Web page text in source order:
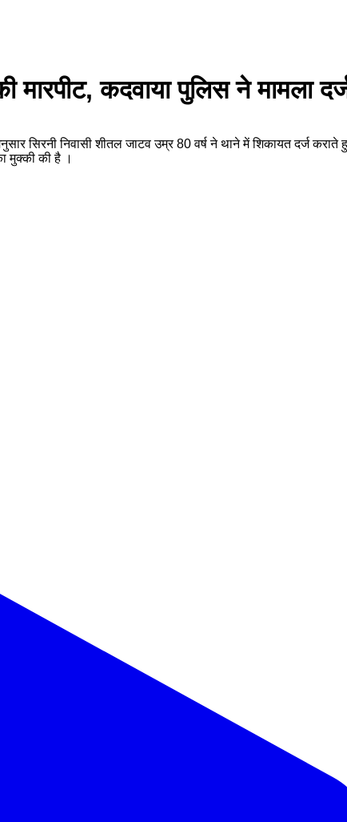
मारपीट, कदवाया पुलिस ने मामला
सिरनी निवासी शीतल जाटव उम्र 80 वर्ष ने थाने में शिकायत दर्ज
मुक्की की है ।